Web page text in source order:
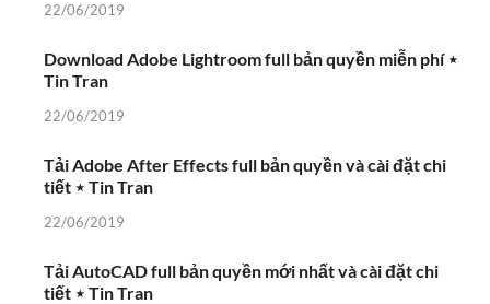
22/06/2019
Download Adobe Lightroom full bản quyền miễn phí ⋆
Tin Tran
22/06/2019
Tải Adobe After Effects full bản quyền và cài đặt chi
tiết ⋆ Tin Tran
22/06/2019
Tải AutoCAD full bản quyền mới nhất và cài đặt chi
tiết ⋆ Tin Tran